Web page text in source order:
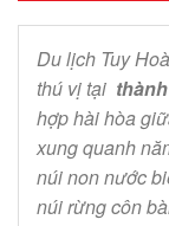
Du lịch Tuy
thú vị tại
hợp hài hòa
xung quanh
núi non nước
núi rừng côn